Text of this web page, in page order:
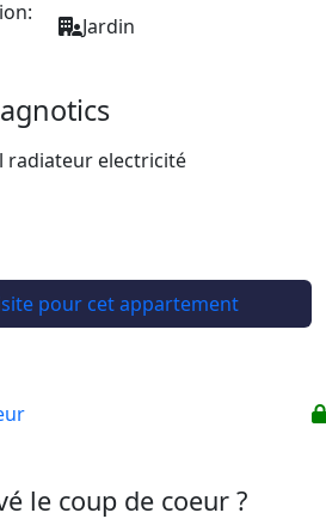
Jardin
radiateur electricité
pour cet appartement
le coup de coeur ?